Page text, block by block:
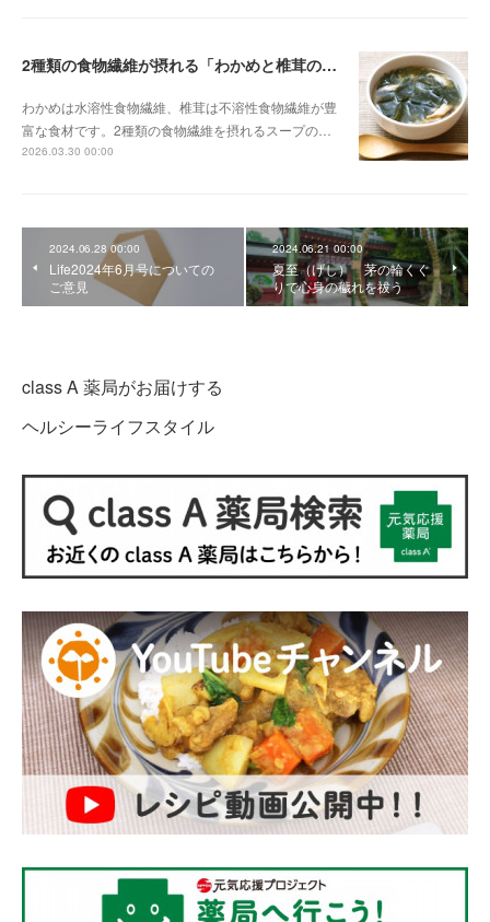
2種類の食物繊維が摂れる「わかめと椎茸のスープ」
わかめは水溶性食物繊維、椎茸は不溶性食物繊維が豊
富な食材です。2種類の食物繊維を摂れるスープの…
2026.03.30 00:00
2024.06.28 00:00
Life2024年6月号についての
ご意見
2024.06.21 00:00
夏至（げし） 茅の輪くぐ
りで心身の穢れを祓う
class A 薬局がお届けする
ヘルシーライフスタイル